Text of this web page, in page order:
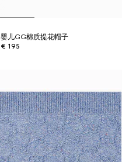
婴儿GG棉质提花帽子
€ 195